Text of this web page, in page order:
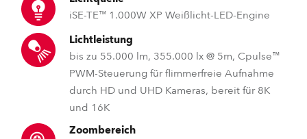
iSE-TE™ 1.000W XP Weißlicht-LED-Engine
Lichtleistung
bis zu 55.000 lm, 355.000 lx @ 5m, Cpulse™
PWM-Steuerung für flimmerfreie Aufnahme
durch HD und UHD Kameras, bereit für 8K
und 16K
Zoombereich